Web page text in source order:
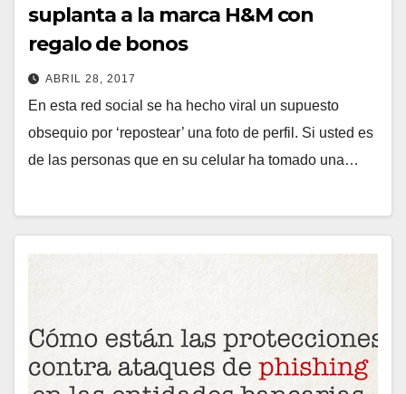
suplanta a la marca H&M con
regalo de bonos
ABRIL 28, 2017
En esta red social se ha hecho viral un supuesto
obsequio por ‘repostear’ una foto de perfil. Si usted es
de las personas que en su celular ha tomado una…